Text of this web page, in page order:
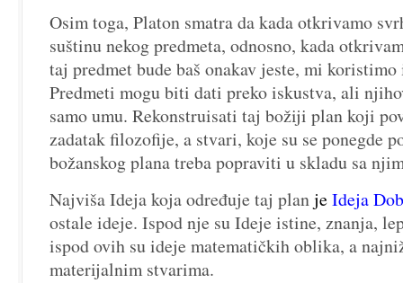
Osim toga, Platon smatra da kada otkrivamo
suštinu nekog predmeta, odnosno, kada
taj predmet bude baš onakav jeste, mi
Predmeti mogu biti dati preko iskustva, ali
samo umu. Rekonstruisati taj božiji plan koji
zadatak filozofije, a stvari, koje su se ponegde
božanskog plana treba popraviti u skladu sa
Najviša Ideja koja određuje taj planjeIdeja
ostale ideje. Ispod nje su Ideje istine, znanja,
ispod ovih su ideje matematičkih oblika, a
materijalnim stvarima.